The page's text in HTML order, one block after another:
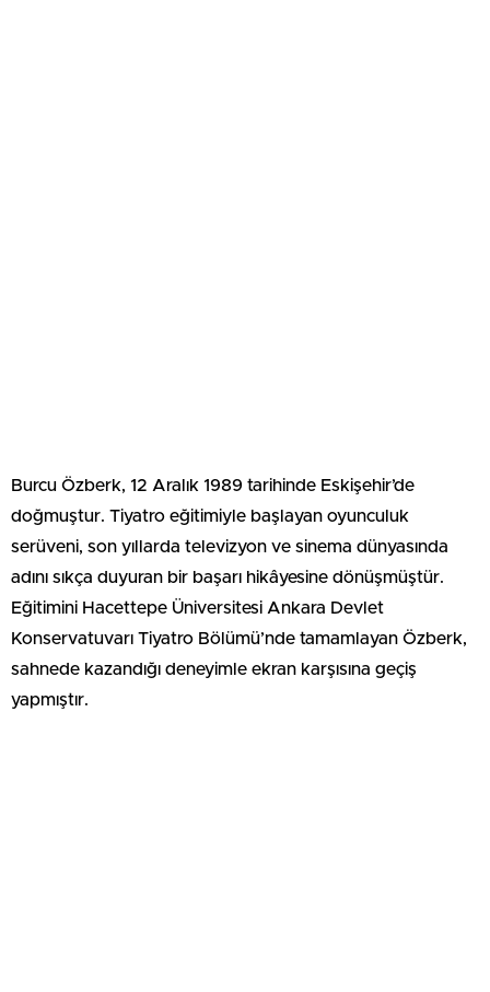
Burcu Özberk, 12 Aralık 1989 tarihinde Eskişehir’de
doğmuştur. Tiyatro eğitimiyle başlayan oyunculuk
serüveni, son yıllarda televizyon ve sinema dünyasında
adını sıkça duyuran bir başarı hikâyesine dönüşmüştür.
Eğitimini Hacettepe Üniversitesi Ankara Devlet
Konservatuvarı Tiyatro Bölümü’nde tamamlayan Özberk,
sahnede kazandığı deneyimle ekran karşısına geçiş
yapmıştır.